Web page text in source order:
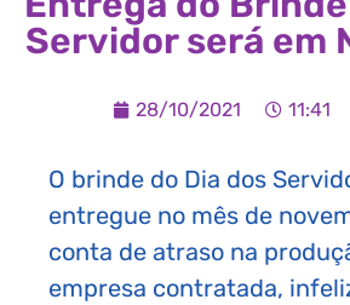
Servidor será em
28/10/2021 11:41
O brinde do Dia dos
entregue no mês de
conta de atraso na
empresa contratada,